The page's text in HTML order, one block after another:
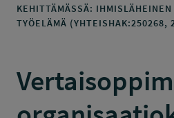
KEHITTÄMÄSSÄ:
TYÖELÄMÄ